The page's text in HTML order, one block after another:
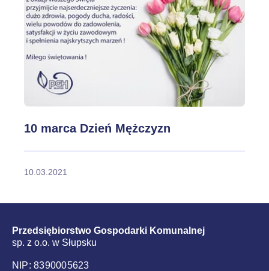
10 marca Dzień Mężczyzn
10.03.2021
Przedsiębiorstwo Gospodarki Komunalnej
sp. z o.o. w Słupsku
NIP: 8390005623